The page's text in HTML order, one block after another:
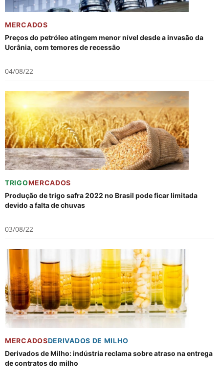
MERCADOS
Preços do petróleo atingem menor nível desde a invasão da
Ucrânia, com temores de recessão
04/08/22
TRIGOMERCADOS
Produção de trigo safra 2022 no Brasil pode ficar limitada
devido a falta de chuvas
03/08/22
MERCADOSDERIVADOS DE MILHO
Derivados de Milho: indústria reclama sobre atraso na entrega
de contratos do milho